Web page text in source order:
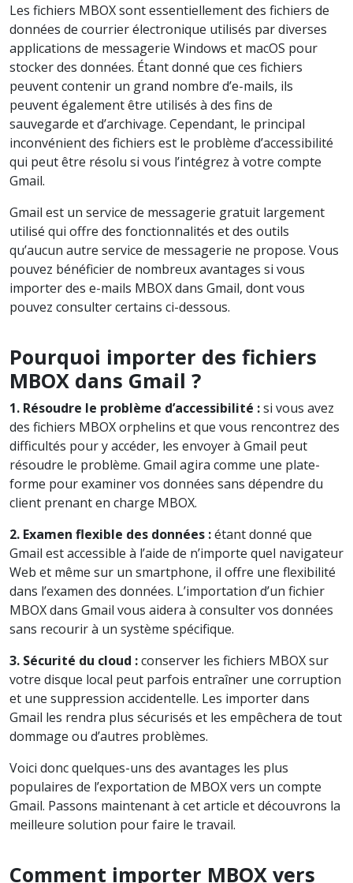
Les fichiers MBOX sont essentiellement des fichiers de
données de courrier électronique utilisés par diverses
applications de messagerie Windows et macOS pour
stocker des données. Étant donné que ces fichiers
peuvent contenir un grand nombre d’e-mails, ils
peuvent également être utilisés à des fins de
sauvegarde et d’archivage. Cependant, le principal
inconvénient des fichiers est le problème d’accessibilité
qui peut être résolu si vous l’intégrez à votre compte
Gmail.
Gmail est un service de messagerie gratuit largement
utilisé qui offre des fonctionnalités et des outils
qu’aucun autre service de messagerie ne propose. Vous
pouvez bénéficier de nombreux avantages si vous
importer des e-mails MBOX dans Gmail, dont vous
pouvez consulter certains ci-dessous.
Pourquoi importer des fichiers
MBOX dans Gmail ?
1. Résoudre le problème d’accessibilité :si vous avez
des fichiers MBOX orphelins et que vous rencontrez des
difficultés pour y accéder, les envoyer à Gmail peut
résoudre le problème. Gmail agira comme une plate-
forme pour examiner vos données sans dépendre du
client prenant en charge MBOX.
2. Examen flexible des données :étant donné que
Gmail est accessible à l’aide de n’importe quel navigateur
Web et même sur un smartphone, il offre une flexibilité
dans l’examen des données. L’importation d’un fichier
MBOX dans Gmail vous aidera à consulter vos données
sans recourir à un système spécifique.
3. Sécurité du cloud :conserver les fichiers MBOX sur
votre disque local peut parfois entraîner une corruption
et une suppression accidentelle. Les importer dans
Gmail les rendra plus sécurisés et les empêchera de tout
dommage ou d’autres problèmes.
Voici donc quelques-uns des avantages les plus
populaires de l’exportation de MBOX vers un compte
Gmail. Passons maintenant à cet article et découvrons la
meilleure solution pour faire le travail.
Comment importer MBOX vers